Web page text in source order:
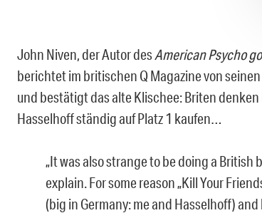
John Niven, der Autor desAmerican Psycho
berichtet im britischen Q Magazine von
und bestätigt das alte Klischee: Briten
Hasselhoff ständig auf Platz 1 kaufen…
„It was also strange to be doing a British
explain. For some reason „Kill Your
(big in Germany: me and Hasselhoff)